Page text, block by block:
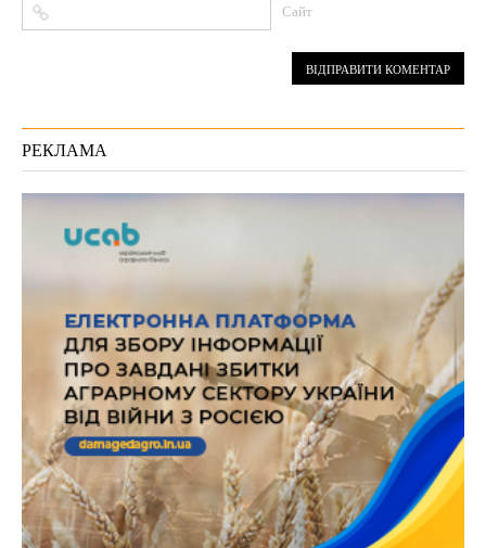
Сайт
РЕКЛАМА